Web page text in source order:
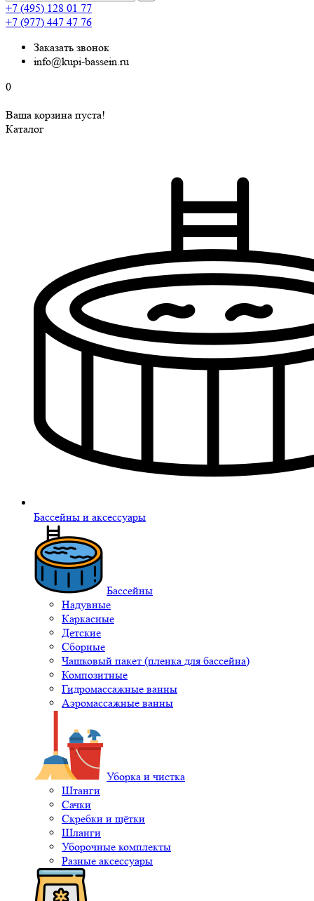
+7 (495) 128 01 77
+7 (977) 447 47 76
Заказать звонок
info@kupi-bassein.ru
0
Ваша корзина пуста!
Каталог
Бассейны и аксессуары
Бассейны
Надувные
Каркасные
Детские
Сборные
Чашковый пакет (пленка для бассейна)
Композитные
Гидромассажные ванны
Аэромассажные ванны
Уборка и чистка
Штанги
Сачки
Скребки и щётки
Шланги
Уборочные комплекты
Разные аксессуары